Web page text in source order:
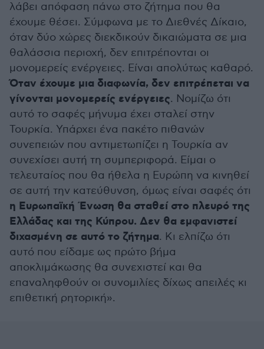
λάβει απόφαση πάνω στο ζήτημα που θα
έχουμε θέσει. Σύμφωνα με το Διεθνές Δίκαιο,
όταν δύο χώρες διεκδικούν δικαιώματα σε μια
θαλάσσια περιοχή, δεν επιτρέπονται οι
μονομερείς ενέργειες. Είναι απολύτως καθαρό.
Όταν έχουμε μια διαφωνία, δεν επιτρέπεται να
γίνονται μονομερείς ενέργειες. Νομίζω ότι
αυτό το σαφές μήνυμα έχει σταλεί στην
Τουρκία. Υπάρχει ένα πακέτο πιθανών
συνεπειών που αντιμετωπίζει η Τουρκία αν
συνεχίσει αυτή τη συμπεριφορά. Είμαι ο
τελευταίος που θα ήθελα η Ευρώπη να κινηθεί
σε αυτή την κατεύθυνση, όμως είναι σαφές ότι
η Ευρωπαϊκή Ένωση θα σταθεί στο πλευρό της
Ελλάδας και της Κύπρου. Δεν θα εμφανιστεί
διχασμένη σε αυτό το ζήτημα. Κι ελπίζω ότι
αυτό που είδαμε ως πρώτο βήμα
αποκλιμάκωσης θα συνεχιστεί και θα
επαναληφθούν οι συνομιλίες δίχως απειλές κι
επιθετική ρητορική».